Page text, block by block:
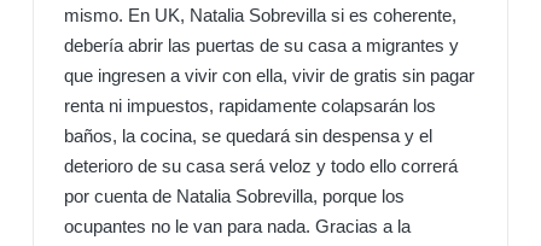
mismo. En UK, Natalia Sobrevilla si es coherente,
debería abrir las puertas de su casa a migrantes y
que ingresen a vivir con ella, vivir de gratis sin pagar
renta ni impuestos, rapidamente colapsarán los
baños, la cocina, se quedará sin despensa y el
deterioro de su casa será veloz y todo ello correrá
por cuenta de Natalia Sobrevilla, porque los
ocupantes no le van para nada. Gracias a la